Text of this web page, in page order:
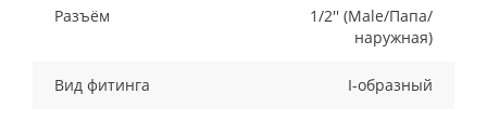
Разъём
1/2'' (Male/Папа/
наружная)
Вид фитинга I-образный